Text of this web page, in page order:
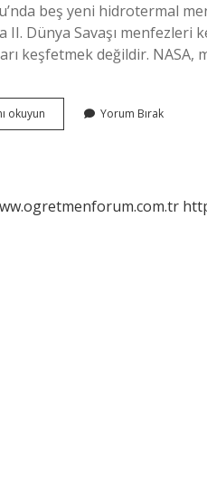
beş yeni hidrotermal
II. Dünya Savaşı menfezleri
keşfetmek değildir. NASA,
okuyun
Önceden
Yorum Bırak